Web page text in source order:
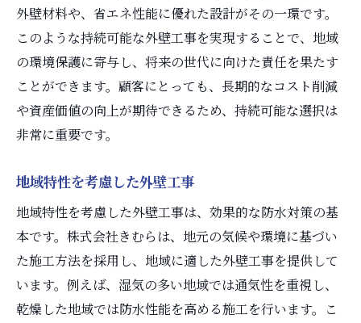
外壁材料や、省エネ性能に優れた設計がその一環です。
このような持続可能な外壁工事を実現することで、地域
の環境保護に寄与し、将来の世代に向けた責任を果たす
ことができます。顧客にとっても、長期的なコスト削減
や資産価値の向上が期待できるため、持続可能な選択は
非常に重要です。
地域特性を考慮した外壁工事
地域特性を考慮した外壁工事は、効果的な防水対策の基
本です。株式会社きむらは、地元の気候や環境に基づい
た施工方法を採用し、地域に適した外壁工事を提供して
います。例えば、湿気の多い地域では通気性を重視し、
乾燥した地域では防水性能を高める施工を行います。こ